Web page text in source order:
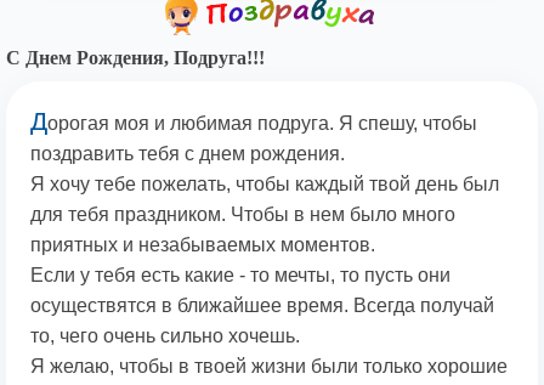
С Днем Рождения, Подруга!!!
Дорогая моя и любимая подруга. Я спешу, чтобы
поздравить тебя с днем рождения.
Я хочу тебе пожелать, чтобы каждый твой день был
для тебя праздником. Чтобы в нем было много
приятных и незабываемых моментов.
Если у тебя есть какие - то мечты, то пусть они
осуществятся в ближайшее время. Всегда получай
то, чего очень сильно хочешь.
Я желаю, чтобы в твоей жизни были только хорошие